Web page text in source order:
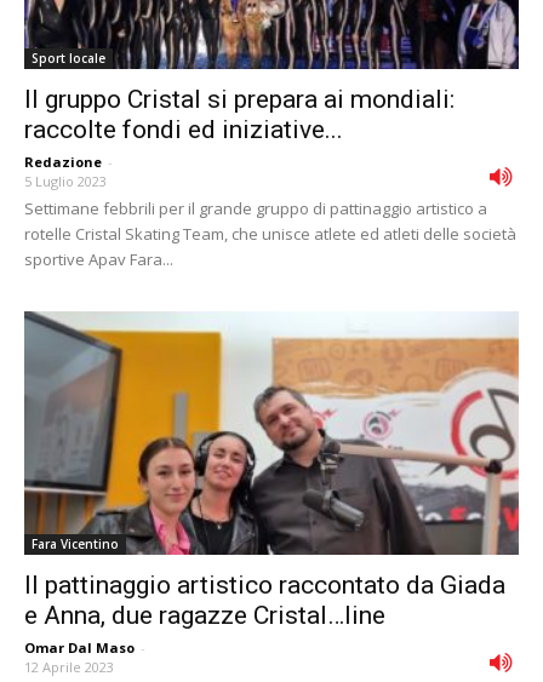
Sport locale
Il gruppo Cristal si prepara ai mondiali:
raccolte fondi ed iniziative...
Redazione -
5 Luglio 2023
Settimane febbrili per il grande gruppo di pattinaggio artistico a
rotelle Cristal Skating Team, che unisce atlete ed atleti delle società
sportive Apav Fara...
Fara Vicentino
Il pattinaggio artistico raccontato da Giada
e Anna, due ragazze Cristal…line
Omar Dal Maso -
12 Aprile 2023